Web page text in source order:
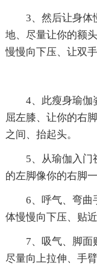
3、然后让身体
地、尽量让你的额
慢慢向下压、让双手
4、此瘦身瑜伽
屈左膝、让你的右
之间、抬起头。
5、从瑜伽入门
的左脚像你的右脚
6、呼气、弯曲
体慢慢向下压、贴
7、吸气、脚面
尽量向上拉伸、手